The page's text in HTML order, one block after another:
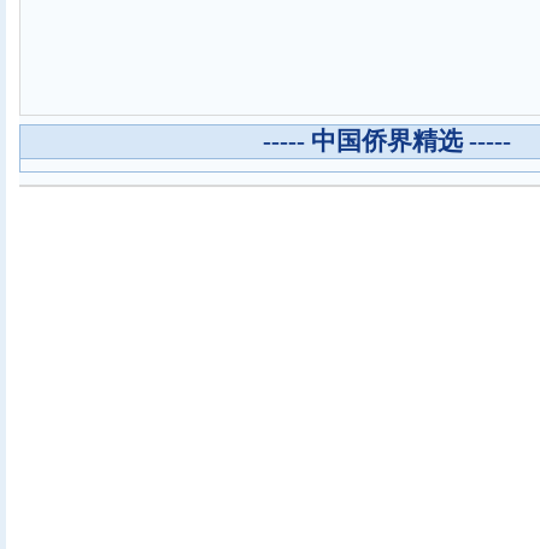
----- 中国侨界精选 -----